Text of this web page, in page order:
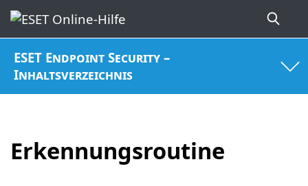
ESET Endpoint Security –
Inhaltsverzeichnis
Erkennungsroutine